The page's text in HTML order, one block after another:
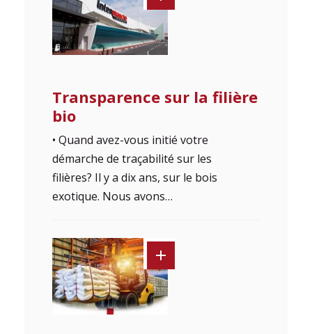
Transparence sur la filière
bio
• Quand avez-vous initié votre
démarche de traçabilité sur les
filières? Il y a dix ans, sur le bois
exotique. Nous avons…